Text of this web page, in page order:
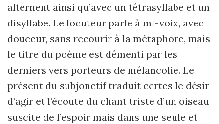
alternent ainsi qu’avec un tétrasyllabe et un
disyllabe. Le locuteur parle à mi-voix, avec
douceur, sans recourir à la métaphore, mais
le titre du poème est démenti par les
derniers vers porteurs de mélancolie. Le
présent du subjonctif traduit certes le désir
d’agir et l’écoute du chant triste d’un oiseau
suscite de l’espoir mais dans une seule et